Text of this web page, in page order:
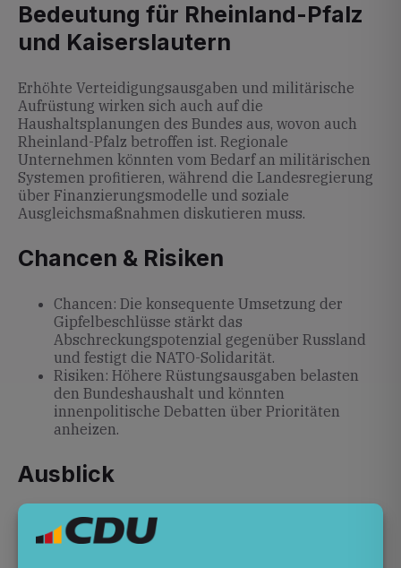
Bedeutung für Rheinland-Pfalz
und Kaiserslautern
Erhöhte Verteidigungsausgaben und militärische
Aufrüstung wirken sich auch auf die
Haushaltsplanungen des Bundes aus, wovon auch
Rheinland-Pfalz betroffen ist. Regionale
Unternehmen könnten vom Bedarf an militärischen
Systemen profitieren, während die Landesregierung
über Finanzierungsmodelle und soziale
Ausgleichsmaßnahmen diskutieren muss.
Chancen & Risiken
Chancen: Die konsequente Umsetzung der
Gipfelbeschlüsse stärkt das
Abschreckungspotenzial gegenüber Russland
und festigt die NATO-Solidarität.
Risiken: Höhere Rüstungsausgaben belasten
den Bundeshaushalt und könnten
innenpolitische Debatten über Prioritäten
anheizen.
Ausblick
Ob ein neuer Angriff tatsächlich verhindert werden
kann, hängt von der Entschlossenheit aller NATO-